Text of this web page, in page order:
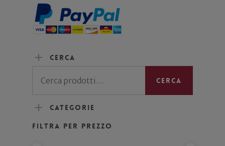
Cerca
Cerca
Categorie
Filtra per prezzo